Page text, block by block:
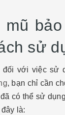
mũ
sử
đối với việc sử
, bạn chỉ cần
có thể sử
là: